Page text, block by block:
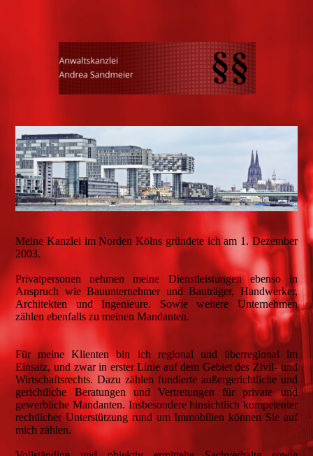
Meine Kanzlei im Norden Kölns gründete ich am 1. Dezember
2003.
Privatpersonen nehmen meine Dienstleistungen ebenso in
Anspruch wie Bauunternehmer und Bauträger, Handwerker,
Architekten und Ingenieure. Sowie weitere Unternehmen
zählen ebenfalls zu meinen Mandanten.
Für meine Klienten bin ich regional und überregional im
Einsatz, und zwar in erster Linie auf dem Gebiet des Zivil- und
Wirtschaftsrechts. Dazu zählen fundierte außergerichtliche und
gerichtliche Beratungen und Vertretungen für private und
gewerbliche Mandanten. Insbesondere hinsichtlich kompetenter
rechtlicher Unterstützung rund um Immobilien können Sie auf
mich zählen.